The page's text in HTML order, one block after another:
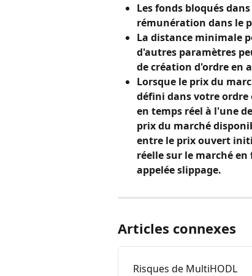
Les fonds bloqués
rémunération dans le
La distance minimale
d'autres paramètres
de création d'ordre en
Lorsque le prix du
défini dans votre ordre
en temps réel à l'une
prix du marché
entre le prix ouvert
réelle sur le marché
appelée slippage.
Articles connexes
Risques de MultiHODL